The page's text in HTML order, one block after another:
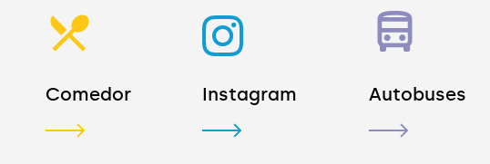
Comedor Instagram Autobuses